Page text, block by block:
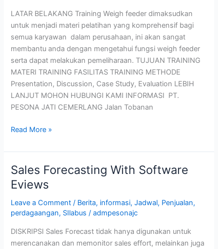
LATAR BELAKANG Training Weigh feeder dimaksudkan
untuk menjadi materi pelatihan yang komprehensif bagi
semua karyawan dalam perusahaan, ini akan sangat
membantu anda dengan mengetahui fungsi weigh feeder
serta dapat melakukan pemeliharaan. TUJUAN TRAINING
MATERI TRAINING FASILITAS TRAINING METHODE
Presentation, Discussion, Case Study, Evaluation LEBIH
LANJUT MOHON HUBUNGI KAMI INFORMASI PT.
PESONA JATI CEMERLANG Jalan Tobanan
Read More »
Sales Forecasting With Software
Eviews
Leave a Comment / Berita, informasi,Jadwal, Penjualan,
perdagaangan, SIlabus /admpesonajc
DISKRIPSI Sales Forecast tidak hanya digunakan untuk
merencanakan dan memonitor sales effort, melainkan juga
Sales
Forecasting
With
Software
Eviews